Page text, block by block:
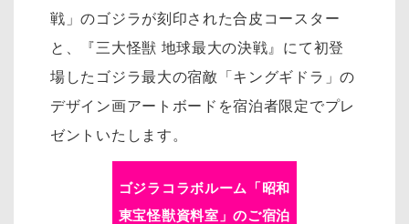
戦」のゴジラが刻印された合皮コースター
と、『三大怪獣 地球最大の決戦』にて初登
場したゴジラ最大の宿敵「キングギドラ」の
デザイン画アートボードを宿泊者限定でプレ
ゼントいたします。
ゴジラコラボルーム「昭和
東宝怪獣資料室」のご宿泊